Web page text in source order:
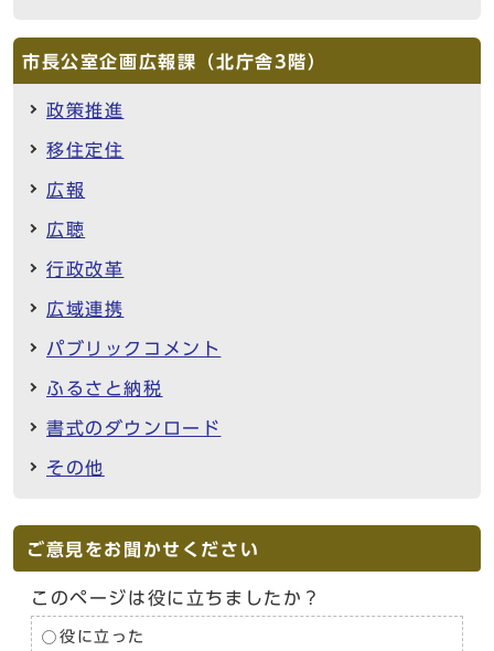
市長公室企画広報課（北庁舎3階）
政策推進
移住定住
広報
広聴
行政改革
広域連携
パブリックコメント
ふるさと納税
書式のダウンロード
その他
ご意見をお聞かせください
このページは役に立ちましたか？
役に立った